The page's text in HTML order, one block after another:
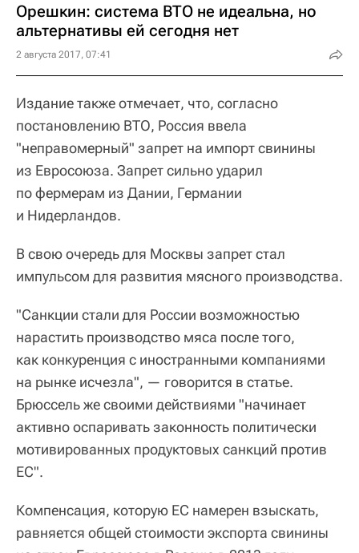
Орешкин: система ВТО не идеальна, но
альтернативы ей сегодня нет
2 августа 2017, 07:41
Издание также отмечает, что, согласно
постановлению ВТО, Россия ввела
"неправомерный" запрет на импорт свинины
из Евросоюза. Запрет сильно ударил
по фермерам из Дании, Германии
и Нидерландов.
В свою очередь для Москвы запрет стал
импульсом для развития мясного производства.
"Санкции стали для России возможностью
нарастить производство мяса после того,
как конкуренция с иностранными компаниями
на рынке исчезла", — говорится в статье.
Брюссель же своими действиями "начинает
активно оспаривать законность политически
мотивированных продуктовых санкций против
ЕС".
Компенсация, которую ЕС намерен взыскать,
равняется общей стоимости экспорта свинины